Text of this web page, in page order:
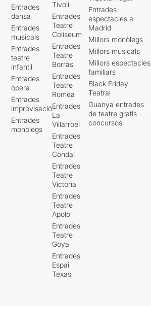
Entrades
dansa
Entrades
musicals
Entrades
teatre
infantil
Entrades
òpera
Entrades
improvisació
Entrades
monòlegs
Tívoli
Entrades
Teatre
Coliseum
Entrades
Teatre
Borràs
Entrades
Teatre
Romea
Entrades
La
Villarroel
Entrades
Teatre
Condal
Entrades
Teatre
Victòria
Entrades
Teatre
Apolo
Entrades
Teatre
Goya
Entrades
Espai
Texas
Entrades
espectacles a
Madrid
Millors monòlegs
Millors musicals
Millors espectacles
familiars
Black Friday
Teatral
Guanya entrades
de teatre gratis -
concursos